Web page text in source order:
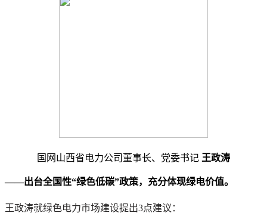
国网山西省电力公司董事长、党委书记 王政涛
——出台全国性“绿色低碳”政策，充分体现绿电价值。
王政涛就绿色电力市场建设提出3点建议：